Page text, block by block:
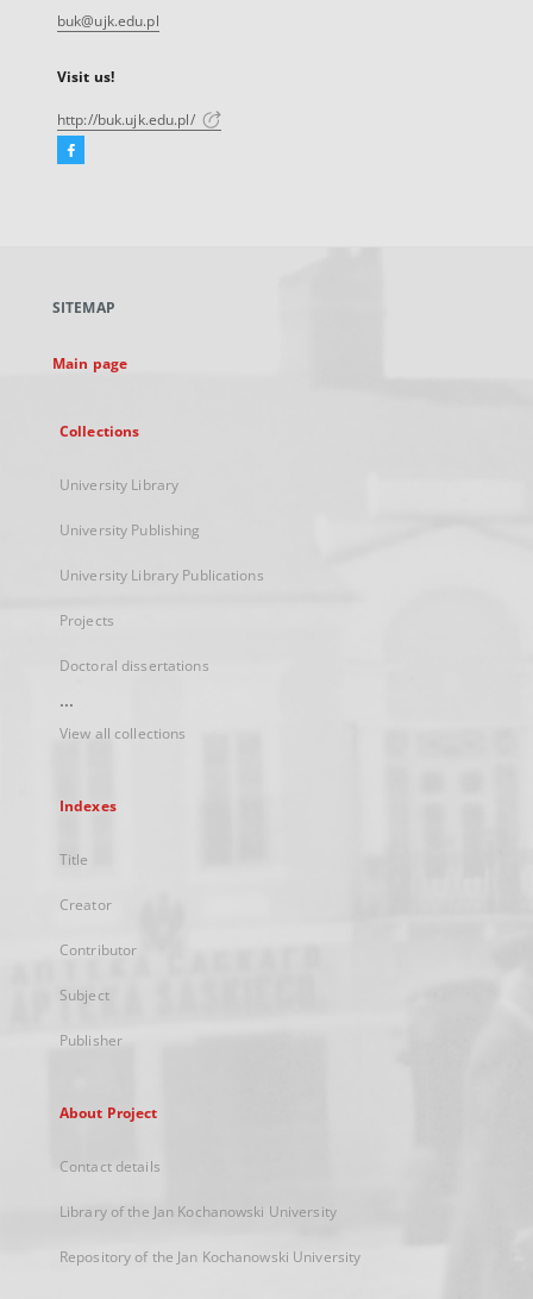
buk@ujk.edu.pl
Visit us!
http://buk.ujk.edu.pl/
Facebook
new
SITEMAP
Main page
Collections
University Library
University Publishing
University Library Publications
Projects
Doctoral dissertations
...
View all collections
Indexes
Title
Creator
Contributor
Subject
Publisher
About Project
Contact details
Library of the Jan Kochanowski University
Repository of the Jan Kochanowski University